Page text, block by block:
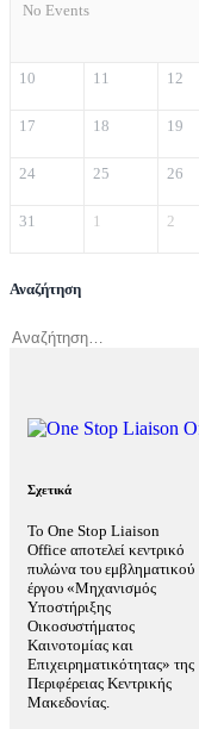
No Events
10 11 12
17 18 19
24 25 26
31 1 2
Αναζήτηση
Σχετικά
Το One Stop Liaison
Office αποτελεί κεντρικό
πυλώνα του εμβληματικού
έργου «Μηχανισμός
Υποστήριξης
Οικοσυστήματος
Καινοτομίας και
Επιχειρηματικότητας» της
Περιφέρειας Κεντρικής
Μακεδονίας.